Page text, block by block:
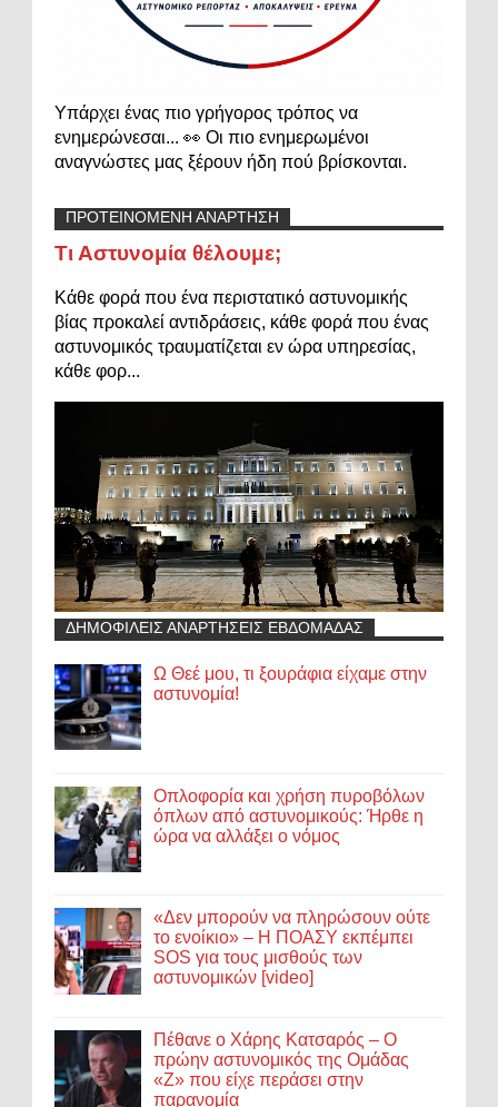
Υπάρχει ένας πιο γρήγορος τρόπος να
ενημερώνεσαι... 👀 Οι πιο ενημερωμένοι
αναγνώστες μας ξέρουν ήδη πού βρίσκονται.
ΠΡΟΤΕΙΝΟΜΕΝΗ ΑΝΑΡΤΗΣΗ
Τι Αστυνομία θέλουμε;
Κάθε φορά που ένα περιστατικό αστυνομικής
βίας προκαλεί αντιδράσεις, κάθε φορά που ένας
αστυνομικός τραυματίζεται εν ώρα υπηρεσίας,
κάθε φορ...
ΔΗΜΟΦΙΛΕΙΣ ΑΝΑΡΤΗΣΕΙΣ ΕΒΔΟΜΑΔΑΣ
Ω Θεέ μου, τι ξουράφια είχαμε στην
αστυνομία!
Οπλοφορία και χρήση πυροβόλων
όπλων από αστυνομικούς: Ήρθε η
ώρα να αλλάξει ο νόμος
«Δεν μπορούν να πληρώσουν ούτε
το ενοίκιο» – Η ΠΟΑΣΥ εκπέμπει
SOS για τους μισθούς των
αστυνομικών [video]
Πέθανε ο Χάρης Κατσαρός – Ο
πρώην αστυνομικός της Ομάδας
«Ζ» που είχε περάσει στην
παρανομία